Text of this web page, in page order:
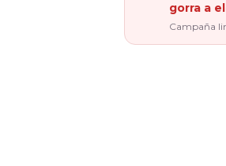
gorra a
Campaña